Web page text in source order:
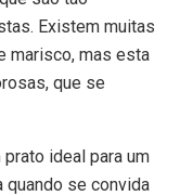
Existem muitas
marisco, mas esta
que se
ideal para um
quando se convida